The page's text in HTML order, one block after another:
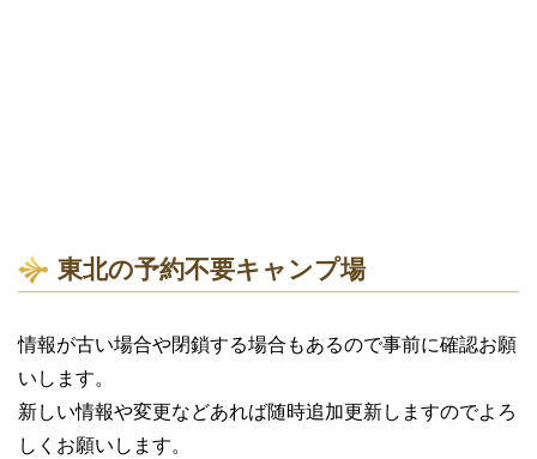
東北の予約不要キャンプ場
情報が古い場合や閉鎖する場合もあるので事前に確認お願
いします。
新しい情報や変更などあれば随時追加更新しますのでよろ
しくお願いします。